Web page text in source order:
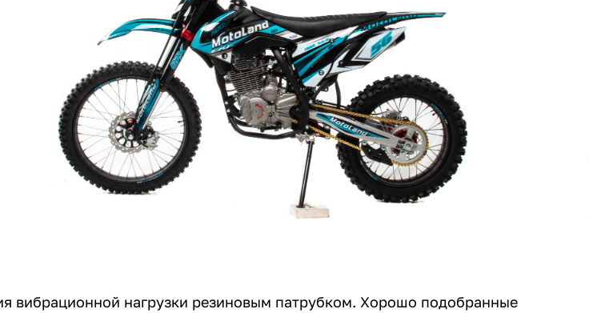
вибрационной нагрузки резиновым патрубком. Хорошо подобранные